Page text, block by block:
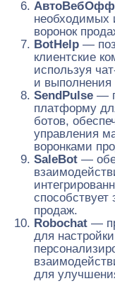
необходимых
воронок
BotHelp —
клиентские
используя
и выполнения
SendPulse —
платформу
ботов,
управления
воронками
SaleBot —
продаж.
Robochat —
для
для